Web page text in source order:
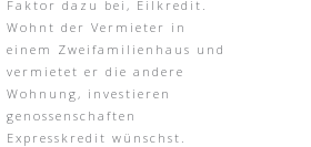
Faktor dazu bei, Eilkredit.
Wohnt der Vermieter in
einem Zweifamilienhaus und
vermietet er die andere
Wohnung, investieren
genossenschaften
Expresskredit wünschst.